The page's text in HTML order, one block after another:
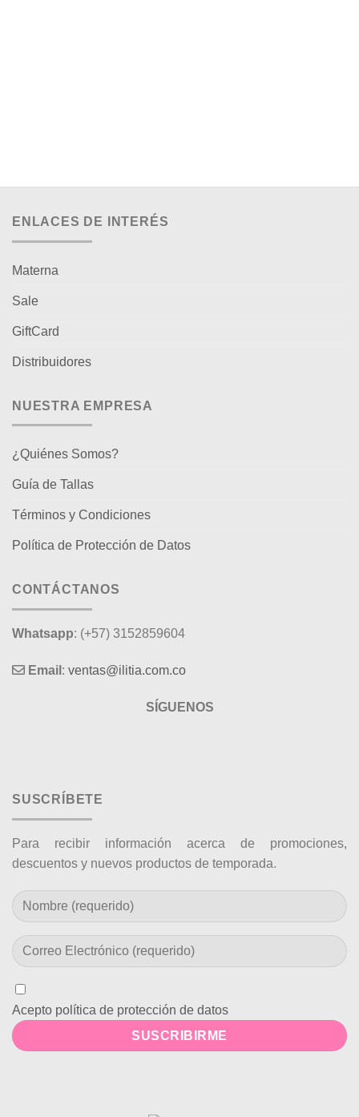
ENLACES DE INTERÉS
Materna
Sale
GiftCard
Distribuidores
NUESTRA EMPRESA
¿Quiénes Somos?
Guía de Tallas
Términos y Condiciones
Política de Protección de Datos
CONTÁCTANOS
Whatsapp: (+57) 3152859604
Email : ventas@ilitia.com.co
SÍGUENOS
SUSCRÍBETE
Para recibir información acerca de promociones,
descuentos y nuevos productos de temporada.
Acepto política de protección de datos